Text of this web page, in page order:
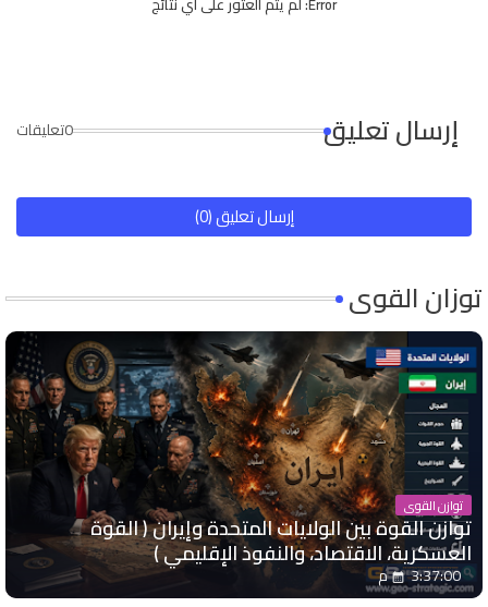
إرسال تعليق 0تعليقات
إرسال تعليق (0)
توزان القوى
توازن القوى
توازن القوة بين الولايات المتحدة وإيران ( القوة
العسكرية، الاقتصاد، والنفوذ الإقليمي )
3:37:00 م